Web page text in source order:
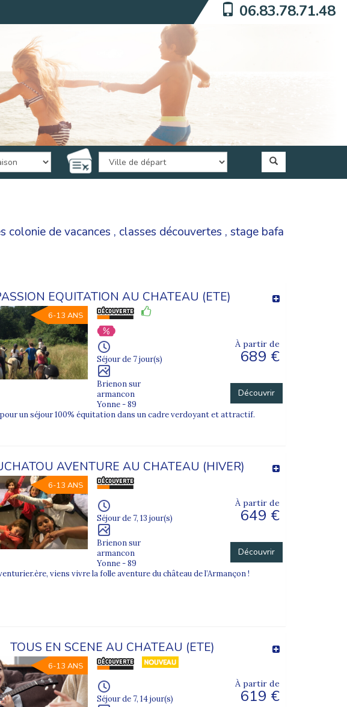
06.83.78.71.48
colonie de vacances , classes découvertes , stage bafa
EQUITATION AU CHATEAU (ETE)
6-13 ANS
Séjour de 7 jour(s)
Brienon sur
armancon
Yonne - 89
À partir de
689 €
Découvrir
un séjour 100% équitation dans un cadre verdoyant et attractif.
AVENTURE AU CHATEAU (HIVER)
6-13 ANS
Séjour de 7, 13 jour(s)
Brienon sur
armancon
Yonne - 89
À partir de
649 €
Découvrir
viens vivre la folle aventure du château de l’Armançon !
TOUS EN SCENE AU CHATEAU (ETE)
6-13 ANS
Séjour de 7, 14 jour(s)
À partir de
619 €